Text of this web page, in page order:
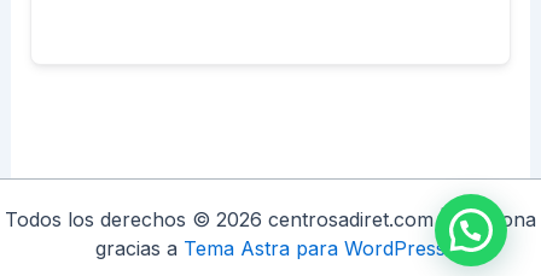
Todos los derechos © 2026 centrosadiret.com | Funciona
gracias a Tema Astra para WordPress